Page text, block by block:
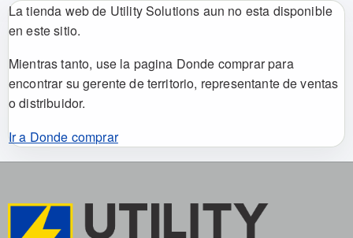
La tienda web de Utility Solutions aun no esta disponible
en este sitio.
Mientras tanto, use la pagina Donde comprar para
encontrar su gerente de territorio, representante de ventas
o distribuidor.
Ir a Donde comprar